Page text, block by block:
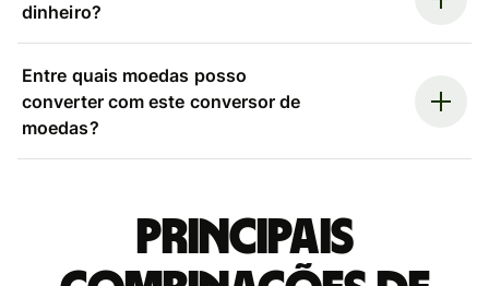
dinheiro?
Entre quais moedas posso
converter com este conversor de
moedas?
Principais